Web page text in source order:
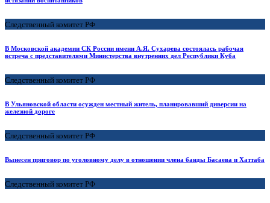
Следственный комитет РФ
В Московской академии СК России имени А.Я. Сухарева состоялась рабочая
встреча с представителями Министерства внутренних дел Республики Куба
Следственный комитет РФ
В Ульяновской области осужден местный житель, планировавший диверсии на
железной дороге
Следственный комитет РФ
Вынесен приговор по уголовному делу в отношении члена банды Басаева и Хаттаба
Следственный комитет РФ